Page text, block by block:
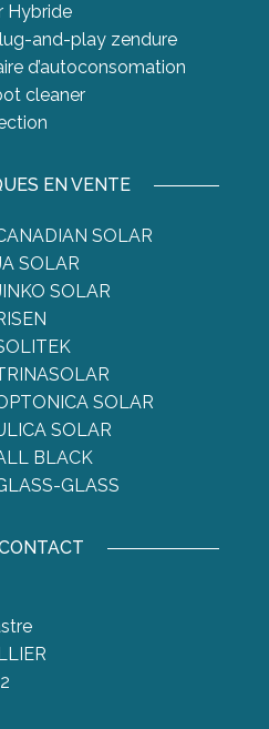
Hybride
and-play zendure
d’autoconsomation
cleaner
EN VENTE
SOLAR
SOLAR
SOLAR
SOLAR
SOLAR
BLACK
GLASS